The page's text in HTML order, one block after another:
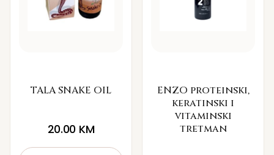
TALA SNAKE OIL
20.00 KM
ENZO proteinski,
keratinski i
vitaminski
tretman